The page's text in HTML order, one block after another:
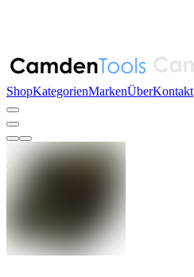
ShopKategorienMarkenÜberKontakt